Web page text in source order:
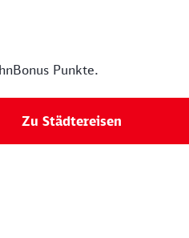
Punkte.
Zu Städtereisen